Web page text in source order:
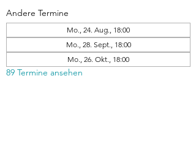
Andere Termine
Mo., 24. Aug., 18:00
Mo., 28. Sept., 18:00
Mo., 26. Okt., 18:00
89 Termine ansehen